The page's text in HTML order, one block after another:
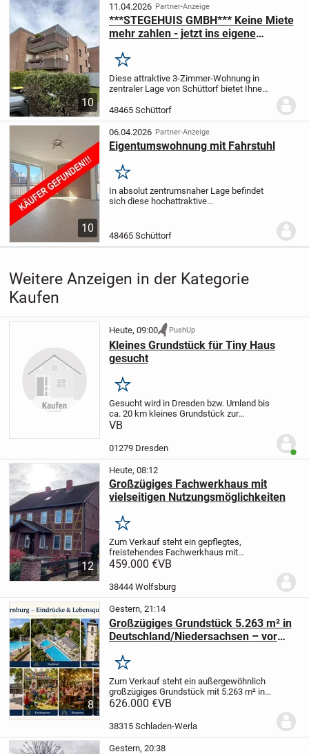
10
11.04.2026 Partner-Anzeige
***STEGEHUIS GMBH*** Keine Miete
mehr zahlen - jetzt ins eigene
Merken
Diese attraktive 3-Zimmer-Wohnung in
zentraler Lage von Schüttorf bietet Ihnen
der Miete ins Eigentum zu machen. Ideal
für Paare, kleine Familien oder...
48465 Schüttorf
10
06.04.2026 Partner-Anzeige
Eigentumswohnung mit Fahrstuhl
Merken
In absolut zentrumsnaher Lage befindet
sich diese hochattraktive
Obergeschoss eines 5-
48465 Schüttorf
Weitere Anzeigen in der Kategorie
Kaufen
Heute, 09:00 PushUp
Kleines Grundstück für Tiny Haus
gesucht
Merken
Gesucht wird in Dresden bzw. Umland bis
ca. 20 km kleines Grundstück zur
Pacht/Miete/Kauf für Stellung eines Tiny
VB
01279 Dresden
12
Heute, 08:12
Großzügiges Fachwerkhaus mit
vielseitigen Nutzungsmöglichkeiten
Merken
Zum Verkauf steht ein gepflegtes,
freistehendes Fachwerkhaus mit
Nebengebäude auf einem ca. 1.289 m²
Ortsteil Hattorf. Die Immobilie bietet ca.
230 m² Wohnfläche,...
459.000 €VB
38444 Wolfsburg
8
Gestern, 21:14
Großzügiges Grundstück 5.263 m² in
Deutschland/Niedersachsen – vor
Braunschweig und Wolfsburg, nahe
Goslar und Harz
Merken
Zum Verkauf steht ein außergewöhnlich
großzügiges Grundstück mit 5.263 m² in
38315 Hornburg, Niedersachsen,
aus Großstadtnähe, Natur, viel Platz und
langfristigem...
626.000 €VB
38315 Schladen-Werla
Gestern, 20:38